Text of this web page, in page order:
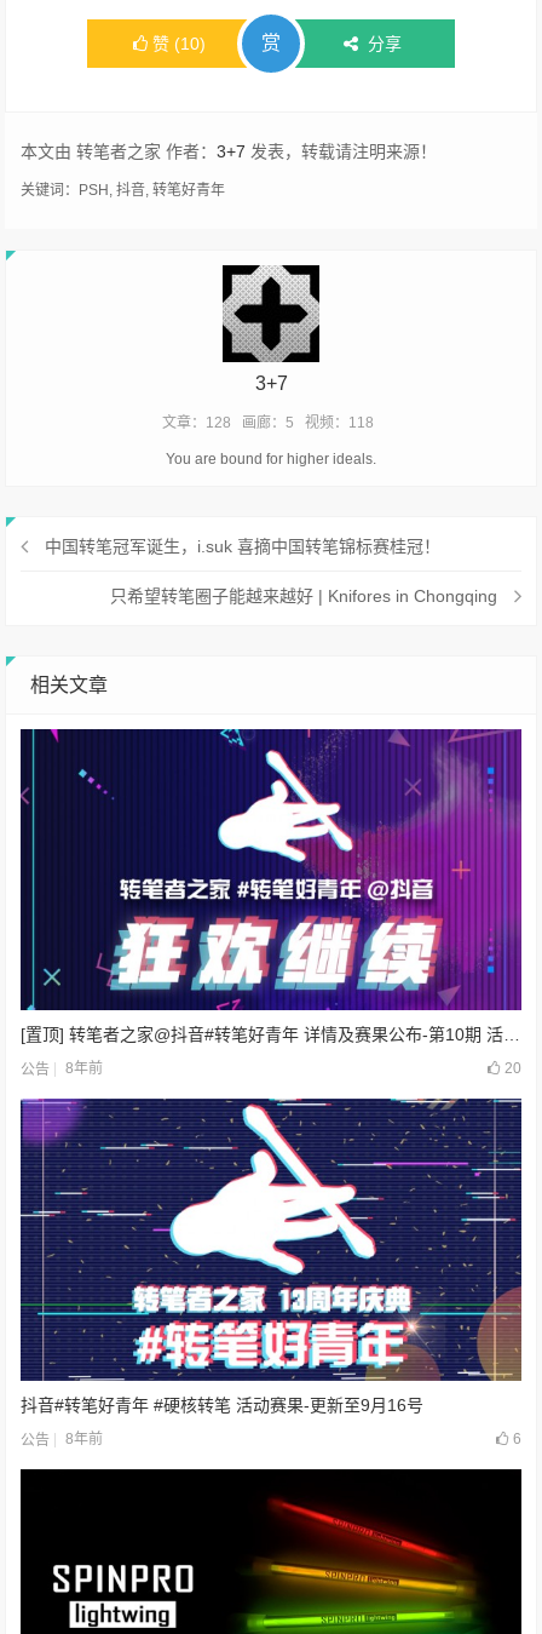
赞 (10) 赏 分享
本文由 转笔者之家 作者：3+7 发表，转载请注明来源！
关键词： PSH ,抖音 ,转笔好青年
3+7
文章：128 画廊：5 视频：118
You are bound for higher ideals.
中国转笔冠军诞生，i.suk 喜摘中国转笔锦标赛桂冠！
只希望转笔圈子能越来越好 | Knifores in Chongqing
相关文章
[置顶] 转笔者之家@抖音#转笔好青年 详情及赛果公布-第10期 活动规则有变动
公告 8年前 20
抖音#转笔好青年 #硬核转笔 活动赛果-更新至9月16号
公告 8年前 6